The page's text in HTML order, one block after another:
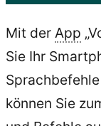
Mit der App
Sie Ihr
können Sie